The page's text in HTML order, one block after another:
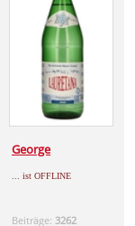
George
... ist OFFLINE
Beiträge: 3262